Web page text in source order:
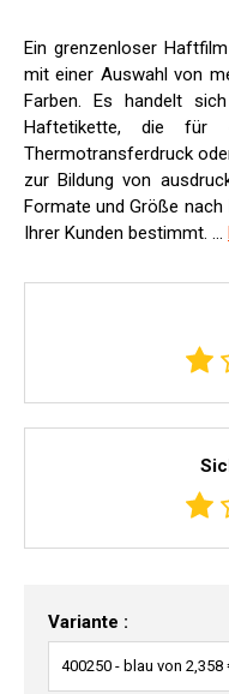
Ein grenzenloser
mit einer Auswahl von
Farben. Es handelt
Haftetikette, die für
Thermotransferdruck
zur Bildung von
Formate und Größe
Ihrer Kunden bestimmt. ...
Variante :